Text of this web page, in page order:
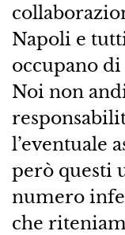
Napoli e
occupano
Noi non
l’eventuale
però questi
numero
che